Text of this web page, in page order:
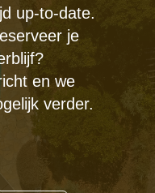
up-to-date.
je
en we
verder.